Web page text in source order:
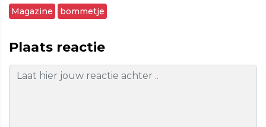
Magazine bommetje
Plaats reactie